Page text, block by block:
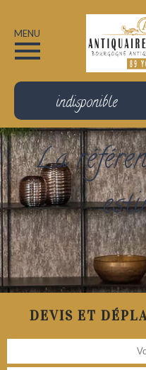
MENU
indisponible
La
DEVIS ET